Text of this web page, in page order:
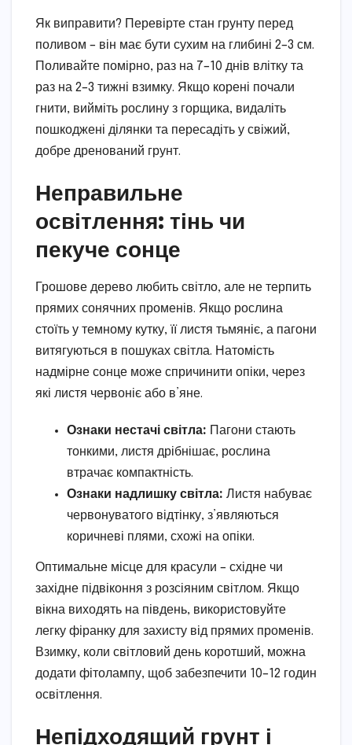
Як виправити? Перевірте стан грунту перед
поливом – він має бути сухим на глибині 2–3 см.
Поливайте помірно, раз на 7–10 днів влітку та
раз на 2–3 тижні взимку. Якщо корені почали
гнити, вийміть рослину з горщика, видаліть
пошкоджені ділянки та пересадіть у свіжий,
добре дренований грунт.
Неправильне
освітлення: тінь чи
пекуче сонце
Грошове дерево любить світло, але не терпить
прямих сонячних променів. Якщо рослина
стоїть у темному кутку, її листя тьмяніє, а пагони
витягуються в пошуках світла. Натомість
надмірне сонце може спричинити опіки, через
які листя червоніє або в’яне.
Ознаки нестачі світла: Пагони стають
тонкими, листя дрібнішає, рослина
втрачає компактність.
Ознаки надлишку світла: Листя набуває
червонуватого відтінку, з’являються
коричневі плями, схожі на опіки.
Оптимальне місце для красули – східне чи
західне підвіконня з розсіяним світлом. Якщо
вікна виходять на південь, використовуйте
легку фіранку для захисту від прямих променів.
Взимку, коли світловий день коротший, можна
додати фітолампу, щоб забезпечити 10–12 годин
освітлення.
Непідходящий грунт і